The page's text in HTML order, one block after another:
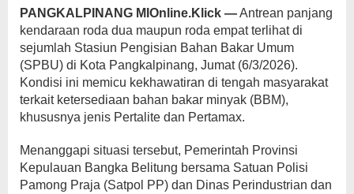
PANGKALPINANG MIOnline.Klick —Antrean panjang
kendaraan roda dua maupun roda empat terlihat di
sejumlah Stasiun Pengisian Bahan Bakar Umum
(SPBU) di Kota Pangkalpinang, Jumat (6/3/2026).
Kondisi ini memicu kekhawatiran di tengah masyarakat
terkait ketersediaan bahan bakar minyak (BBM),
khususnya jenis Pertalite dan Pertamax.
Menanggapi situasi tersebut, Pemerintah Provinsi
Kepulauan Bangka Belitung bersama Satuan Polisi
Pamong Praja (Satpol PP) dan Dinas Perindustrian dan